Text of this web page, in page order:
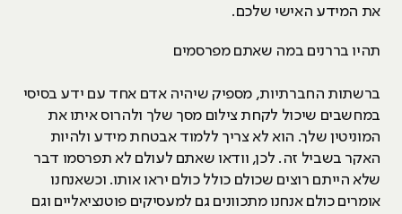
את המידע האישי שלכם.
תהיו בררנים במה שאתם מפרסמים
ברשתות החברתיות, מספיק שיהיה אדם אחד עם ידע בסיסי
במחשבים שיכול לקחת צילום מסך שלך ולהרוס איתו את
המוניטין שלך. הוא לא צריך ללמוד אבטחת מידע ולהיות
האקר בשביל זה. לכן, וודאו שאתם לעולם לא תפרסמו דבר
שלא הייתם רוצים שכולם כולל כולם יראו אותו. וכשאנחנו
אומרים כולם אנחנו מתכוונים גם למעסיקים פוטנציאליים וגם